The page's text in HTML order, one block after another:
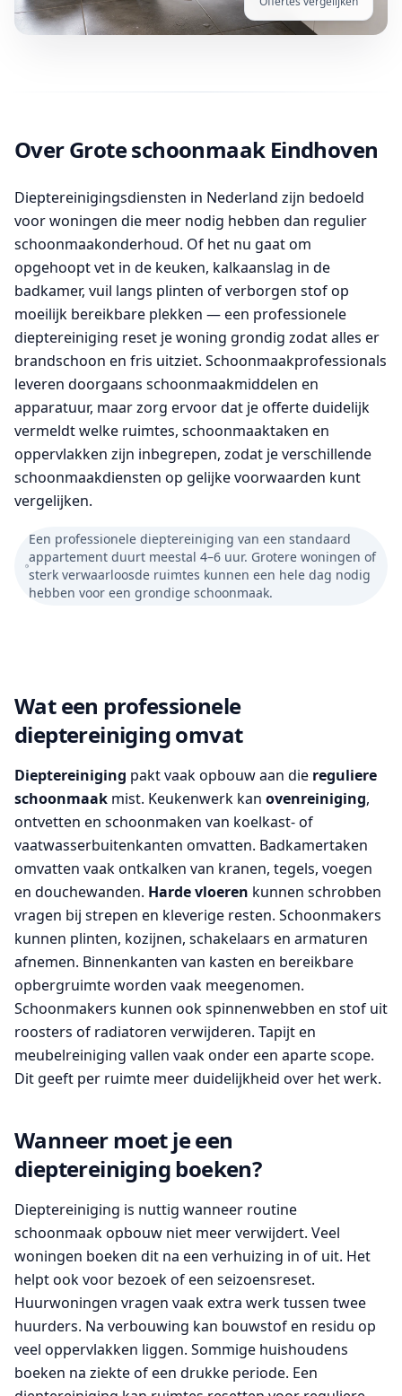
Over Grote schoonmaak Eindhoven
Dieptereinigingsdiensten in Nederland zijn bedoeld
voor woningen die meer nodig hebben dan regulier
schoonmaakonderhoud. Of het nu gaat om
opgehoopt vet in de keuken, kalkaanslag in de
badkamer, vuil langs plinten of verborgen stof op
moeilijk bereikbare plekken — een professionele
dieptereiniging reset je woning grondig zodat alles er
brandschoon en fris uitziet. Schoonmaakprofessionals
leveren doorgaans schoonmaakmiddelen en
apparatuur, maar zorg ervoor dat je offerte duidelijk
vermeldt welke ruimtes, schoonmaaktaken en
oppervlakken zijn inbegrepen, zodat je verschillende
schoonmaakdiensten op gelijke voorwaarden kunt
vergelijken.
Een professionele dieptereiniging van een standaard
appartement duurt meestal 4–6 uur. Grotere woningen of
sterk verwaarloosde ruimtes kunnen een hele dag nodig
hebben voor een grondige schoonmaak.
Wat een professionele
dieptereiniging omvat
Dieptereiniging pakt vaak opbouw aan die reguliere
schoonmaak mist. Keukenwerk kan ovenreiniging,
ontvetten en schoonmaken van koelkast- of
vaatwasserbuitenkanten omvatten. Badkamertaken
omvatten vaak ontkalken van kranen, tegels, voegen
en douchewanden. Harde vloeren kunnen schrobben
vragen bij strepen en kleverige resten. Schoonmakers
kunnen plinten, kozijnen, schakelaars en armaturen
afnemen. Binnenkanten van kasten en bereikbare
opbergruimte worden vaak meegenomen.
Schoonmakers kunnen ook spinnenwebben en stof uit
roosters of radiatoren verwijderen. Tapijt en
meubelreiniging vallen vaak onder een aparte scope.
Dit geeft per ruimte meer duidelijkheid over het werk.
Wanneer moet je een
dieptereiniging boeken?
Dieptereiniging is nuttig wanneer routine
schoonmaak opbouw niet meer verwijdert. Veel
woningen boeken dit na een verhuizing in of uit. Het
helpt ook voor bezoek of een seizoensreset.
Huurwoningen vragen vaak extra werk tussen twee
huurders. Na verbouwing kan bouwstof en residu op
veel oppervlakken liggen. Sommige huishoudens
boeken na ziekte of een drukke periode. Een